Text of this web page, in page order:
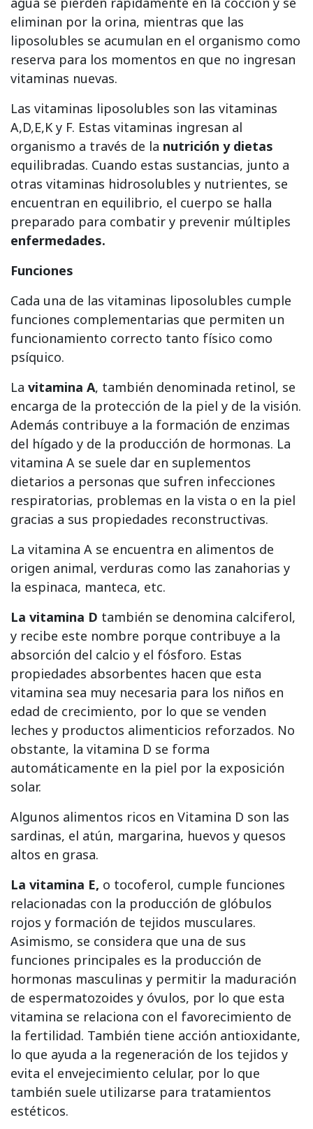
eliminan por la orina, mientras que las
liposolubles se acumulan en el organismo como
reserva para los momentos en que no ingresan
vitaminas nuevas.
Las vitaminas liposolubles son las vitaminas
A,D,E,K y F. Estas vitaminas ingresan al
organismo a través de la nutrición y dietas
equilibradas. Cuando estas sustancias, junto a
otras vitaminas hidrosolubles y nutrientes, se
encuentran en equilibrio, el cuerpo se halla
preparado para combatir y prevenir múltiples
enfermedades.
Funciones
Cada una de las vitaminas liposolubles cumple
funciones complementarias que permiten un
funcionamiento correcto tanto físico como
psíquico.
La vitamina A, también denominada retinol, se
encarga de la protección de la piel y de la visión.
Además contribuye a la formación de enzimas
del hígado y de la producción de hormonas. La
vitamina A se suele dar en suplementos
dietarios a personas que sufren infecciones
respiratorias, problemas en la vista o en la piel
gracias a sus propiedades reconstructivas.
La vitamina A se encuentra en alimentos de
origen animal, verduras como las zanahorias y
la espinaca, manteca, etc.
La vitamina D también se denomina calciferol,
y recibe este nombre porque contribuye a la
absorción del calcio y el fósforo. Estas
propiedades absorbentes hacen que esta
vitamina sea muy necesaria para los niños en
edad de crecimiento, por lo que se venden
leches y productos alimenticios reforzados. No
obstante, la vitamina D se forma
automáticamente en la piel por la exposición
solar.
Algunos alimentos ricos en Vitamina D son las
sardinas, el atún, margarina, huevos y quesos
altos en grasa.
La vitamina E, o tocoferol, cumple funciones
relacionadas con la producción de glóbulos
rojos y formación de tejidos musculares.
Asimismo, se considera que una de sus
funciones principales es la producción de
hormonas masculinas y permitir la maduración
de espermatozoides y óvulos, por lo que esta
vitamina se relaciona con el favorecimiento de
la fertilidad. También tiene acción antioxidante,
lo que ayuda a la regeneración de los tejidos y
evita el envejecimiento celular, por lo que
también suele utilizarse para tratamientos
estéticos.